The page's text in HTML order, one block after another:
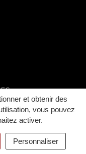
et obtenir des
vous pouvez
activer.
Personnaliser
le compte Facebook
vers la chaîne